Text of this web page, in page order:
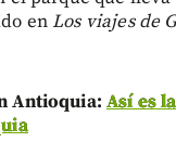
enLos viajes de
Antioquia:Así es